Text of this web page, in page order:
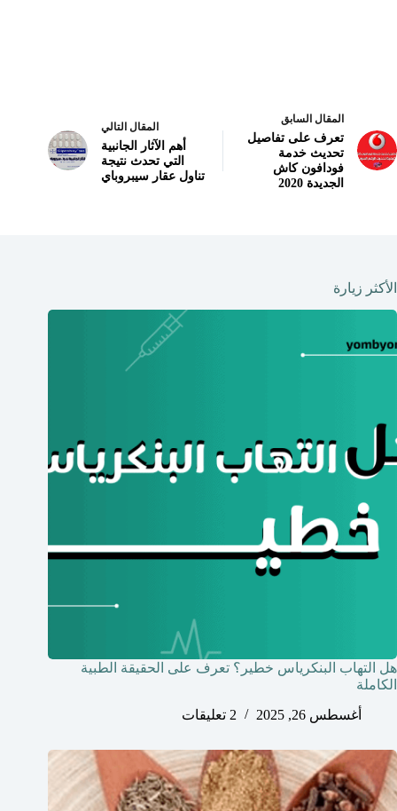
المقال السابق
تعرف على تفاصيل
تحديث خدمة
فودافون كاش
الجديدة 2020
المقال التالي
أهم الآثار الجانبية
التي تحدث نتيجة
تناول عقار سيبروباي
الأكثر زيارة
هل التهاب البنكرياس خطير؟ تعرف على الحقيقة الطبية
الكاملة
أغسطس 26, 2025
2 تعليقات